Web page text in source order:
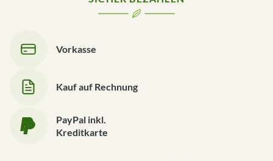
Vorkasse
Kauf auf Rechnung
PayPal inkl.
Kreditkarte